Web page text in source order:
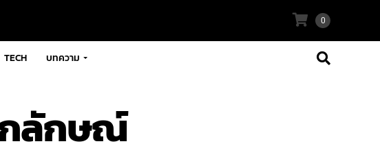
0
TECH บทความ
กลักษณ์